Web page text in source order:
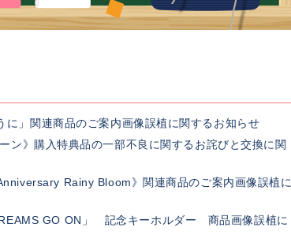
」関連商品のご案内画像誤植に関するお知らせ
ン》購入特典品の一部不良に関するお詫びと交換に関
Rainy Bloom》関連商品のご案内画像誤植に
GO ON」 記念キーホルダー 商品画像誤植に